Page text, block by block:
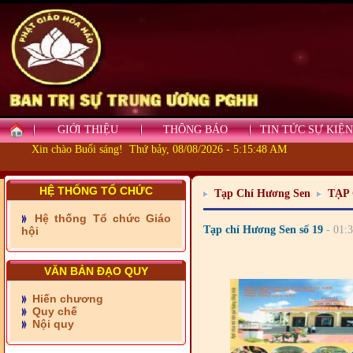
GIỚI THIỆU THÔNG BÁO
TIN TỨC SỰ KIỆN
Xin chào Buổi sáng! Thứ bảy, 08/08/2026 - 5:15:49 AM
HỆ THỐNG TỔ CHỨC
Hệ thống Tổ chức Giáo
hội
VĂN BẢN ĐẠO QUY
Hiến chương
Quy chế
Nội quy
- Những tấm lòng thiện
nguyện vùng biên
- BAN TRỊ SỰ XÃ ĐẠI
TIẾP SỨC ĐẾN TRƯỜNG
- Xã Châu Phú khánh
thành cầu Kênh 7 - Nam
kênh Quốc Gia
- Xã Phú Lâm bàn giao 9
căn nhà Đại đoàn kết
- KHỞI CÔNG XÂY CẦU
RẠCH SÚC XÃ MỸ THUẬN
Tạp Chí Hương Sen TẠP
Tạp chí Hương Sen số 19 -